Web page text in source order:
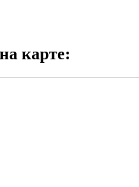
карте: